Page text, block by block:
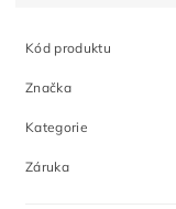
Kód produktu
Značka
Kategorie
Záruka